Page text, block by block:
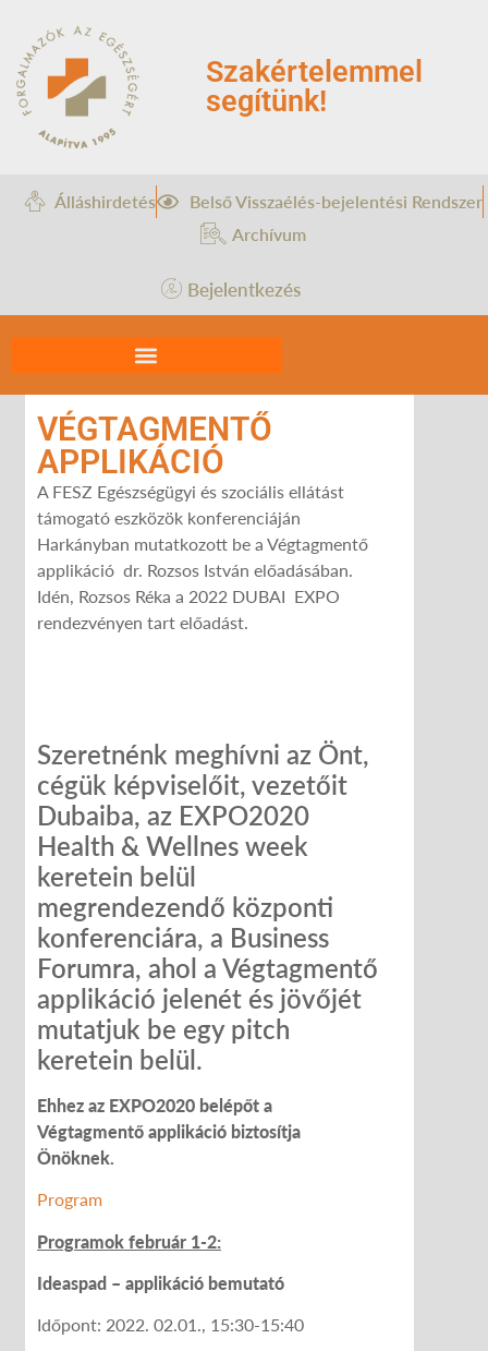
Szakértelemmel
segítünk!
Álláshirdetés
Belső Visszaélés-bejelentési Rendszer
Archívum
Bejelentkezés
VÉGTAGMENTŐ
APPLIKÁCIÓ
A FESZ Egészségügyi és szociális ellátást
támogató eszközök konferenciáján
Harkányban mutatkozott be a Végtagmentő
applikáció dr. Rozsos István előadásában.
Idén, Rozsos Réka a 2022 DUBAI EXPO
rendezvényen tart előadást.
Szeretnénk meghívni az Önt,
cégük képviselőit, vezetőit
Dubaiba, az EXPO2020
Health & Wellnes week
keretein belül
megrendezendő központi
konferenciára, a Business
Forumra, ahol a Végtagmentő
applikáció jelenét és jövőjét
mutatjuk be egy pitch
keretein belül.
Ehhez az EXPO2020 belépőt a
Végtagmentő applikáció biztosítja
Önöknek.
Program
Programok február 1-2:
Ideaspad – applikáció bemutató
Időpont: 2022. 02.01., 15:30-15:40